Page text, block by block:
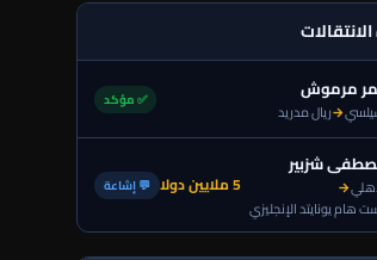
مرموش
→ريال مدريد
✅ مؤكد
شزبير
→
هام يونايتد الإنجليزي
5 ملايين دولا 💬 إشاعة